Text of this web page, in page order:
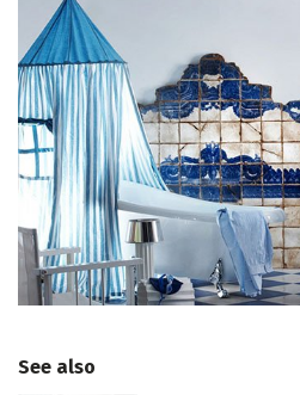
See also